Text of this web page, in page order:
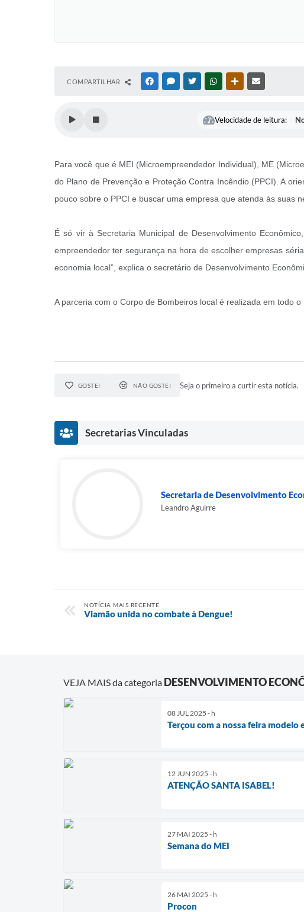
COMPARTILHAR FACEBOOKMESSENGER
TWITTERWHATSAPPOUTRAS MÍDIAS
Velocidade de leitura:
Para você que é MEI (Microempreendedor Individual), ME
do Plano de Prevenção e Proteção Contra Incêndio (PPCI). A
pouco sobre o PPCI e buscar uma empresa que atenda às suas
É só vir à Secretaria Municipal de Desenvolvimento
empreendedor ter segurança na hora de escolher empresas
economia local”, explica o secretário de Desenvolvimento
A parceria com o Corpo de Bombeiros local é realizada em todo
GOSTEI NÃO GOSTEI Seja o primeiro a curtir esta notícia.
Secretarias Vinculadas
Secretaria de Desenvolvimento
Leandro Aguirre
NOTÍCIA MAIS RECENTE
Viamão unida no combate à Dengue!
VEJA MAIS da categoria DESENVOLVIMENTO
08 JUL 2025 - h
Terçou com a nossa feira modelo
12 JUN 2025 - h
ATENÇÃO SANTA ISABEL!
27 MAI 2025 - h
Semana do MEI
26 MAI 2025 - h
Procon